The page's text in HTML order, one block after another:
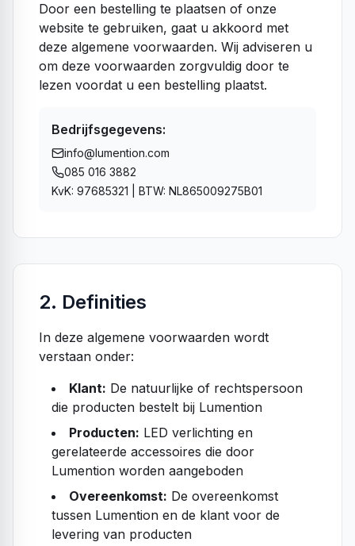
Door een bestelling te plaatsen of onze
website te gebruiken, gaat u akkoord met
deze algemene voorwaarden. Wij adviseren u
om deze voorwaarden zorgvuldig door te
lezen voordat u een bestelling plaatst.
Bedrijfsgegevens:
info@lumention.com
085 016 3882
KvK: 97685321 | BTW: NL865009275B01
2. Definities
In deze algemene voorwaarden wordt
verstaan onder:
Klant: De natuurlijke of rechtspersoon
die producten bestelt bij Lumention
Producten: LED verlichting en
gerelateerde accessoires die door
Lumention worden aangeboden
Overeenkomst: De overeenkomst
tussen Lumention en de klant voor de
levering van producten